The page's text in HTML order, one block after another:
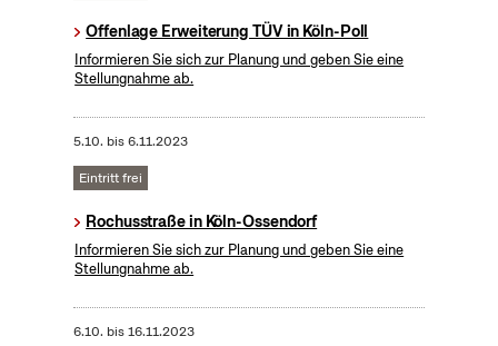
Offenlage Erweiterung TÜV in Köln-Poll
Informieren Sie sich zur Planung und geben Sie eine
Stellungnahme ab.
5.10. bis6.11.2023
Eintritt frei
Rochusstraße in Köln-Ossendorf
Informieren Sie sich zur Planung und geben Sie eine
Stellungnahme ab.
6.10. bis16.11.2023